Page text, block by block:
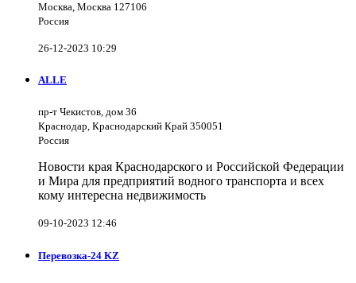
Москва, Москва 127106
Россия
26-12-2023 10:29
ALLE
пр-т Чекистов, дом 36
Краснодар, Краснодарский Край 350051
Россия
Новости края Краснодарского и Российской Федерации
и Мира для предприятий водного транспорта и всех
кому интересна недвижимость
09-10-2023 12:46
Перевозка-24 KZ